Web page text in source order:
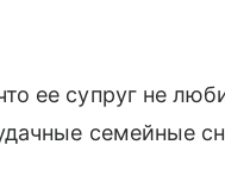
ее супруг не
семейные